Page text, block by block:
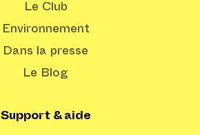
Le Club
Environnement
Dans la presse
Le Blog
Support & aide